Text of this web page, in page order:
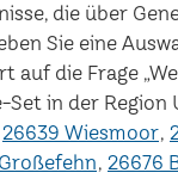
die über
Sie eine
die Frage
Set in der Region
26639 Wiesmoor
26676